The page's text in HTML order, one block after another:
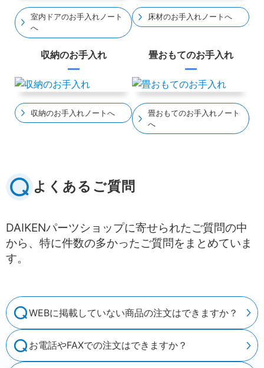
室内ドアのお手入れノート
へ
床材のお手入れノートへ
収納のお手入れ
収納のお手入れノートへ
畳おもてのお手入れ
畳おもてのお手入れノート
へ
よくあるご質問
DAIKENパーツショップに寄せられたご質問の中
から、特に件数の多かったご質問をまとめていま
す。
WEBに掲載していない商品の注文はできますか？
お電話やFAXでの注文はできますか？